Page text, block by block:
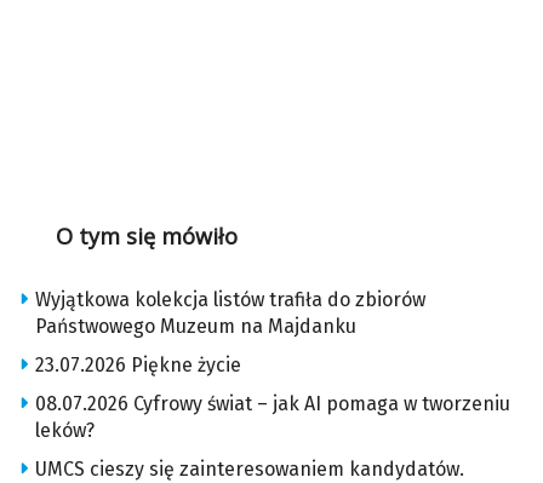
O tym się mówiło
Wyjątkowa kolekcja listów trafiła do zbiorów
Państwowego Muzeum na Majdanku
23.07.2026 Piękne życie
08.07.2026 Cyfrowy świat – jak AI pomaga w tworzeniu
leków?
UMCS cieszy się zainteresowaniem kandydatów.